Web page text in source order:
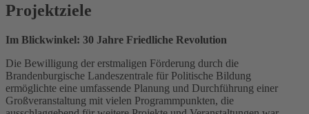
Projektziele
Im Blickwinkel: 30 Jahre Friedliche Revolution
Die Bewilligung der erstmaligen Förderung durch die
Brandenburgische Landeszentrale für Politische Bildung
ermöglichte eine umfassende Planung und Durchführung einer
Großveranstaltung mit vielen Programmpunkten, die